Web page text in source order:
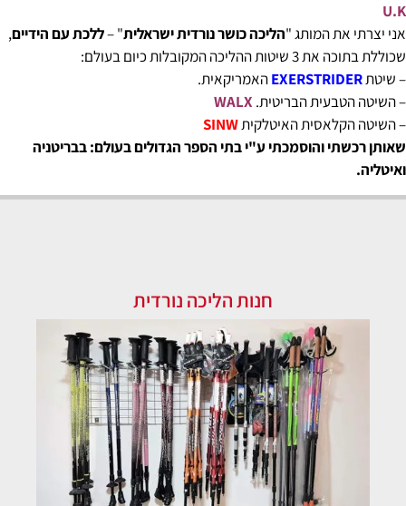
U.K
אני יצרתי את המותג "הליכה כושר נורדית ישראלית" –ללכת עם הידיים,
שכוללת בתוכה את 3 שיטות ההליכה המקובלות כיום בעולם:
– שיטתEXERSTRIDERהאמריקאית.
– השיטה הטבעית הבריטית. WALX
– השיטה הקלאסית האיטלקיתSINW
שאותן רכשתי והוסמכתי ע"י בתי הספר הגדולים בעולם: בבריטניה
ואיטליה.
חנות הליכה נורדית